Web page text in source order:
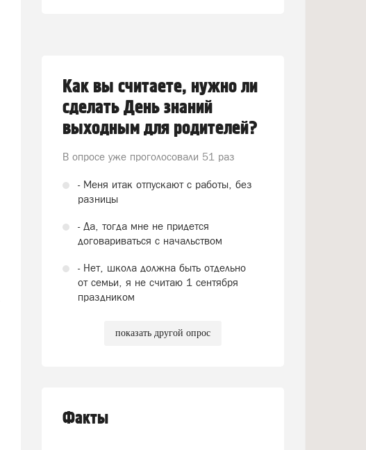
Как вы считаете, нужно ли
сделать День знаний
выходным для родителей?
В опросе уже проголосовали 51 раз
- Меня итак отпускают с работы, без
разницы
- Да, тогда мне не придется
договариваться с начальством
- Нет, школа должна быть отдельно
от семьи, я не считаю 1 сентября
праздником
показать другой опрос
Факты